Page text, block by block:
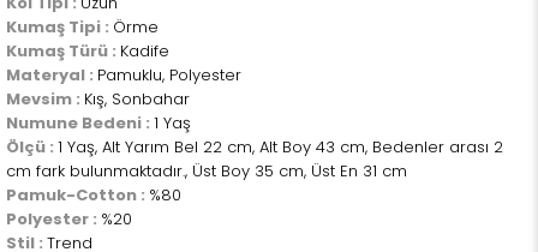
Kumaş Tipi : Örme
Kumaş Türü : Kadife
Materyal : Pamuklu, Polyester
Mevsim : Kış, Sonbahar
Numune Bedeni : 1 Yaş
Ölçü : 1 Yaş, Alt Yarım Bel 22 cm, Alt Boy 43 cm, Bedenler arası 2
cm fark bulunmaktadır., Üst Boy 35 cm, Üst En 31 cm
Pamuk-Cotton : %80
Polyester : %20
Stil : Trend